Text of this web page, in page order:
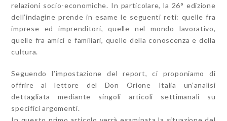
relazioni socio-economiche. In particolare, la 26° edizione
dell’indagine prende in esame le seguenti reti: quelle fra
imprese ed imprenditori, quelle nel mondo lavorativo,
quelle fra amici e familiari, quelle della conoscenza e della
cultura.
Seguendo l’impostazione del report, ci proponiamo di
offrire al lettore del Don Orione Italia un’analisi
dettagliata mediante singoli articoli settimanali su
specifici argomenti.